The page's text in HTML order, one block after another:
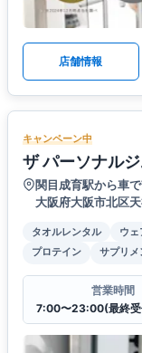
店舗情報
キャンペーン中
ザ パーソナル
関目成育駅から車
大阪府大阪市北区
タオルレンタル ウ
プロテイン
サプリメ
営業時間
7:00〜23:00(最終